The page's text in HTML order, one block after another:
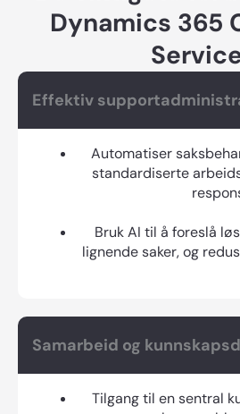
Dynamics 365
Effektiv
Automatiser
standardiserte
Bruk AI til å foreslå
lignende saker, og
Samarbeid og
Tilgang til en sentral